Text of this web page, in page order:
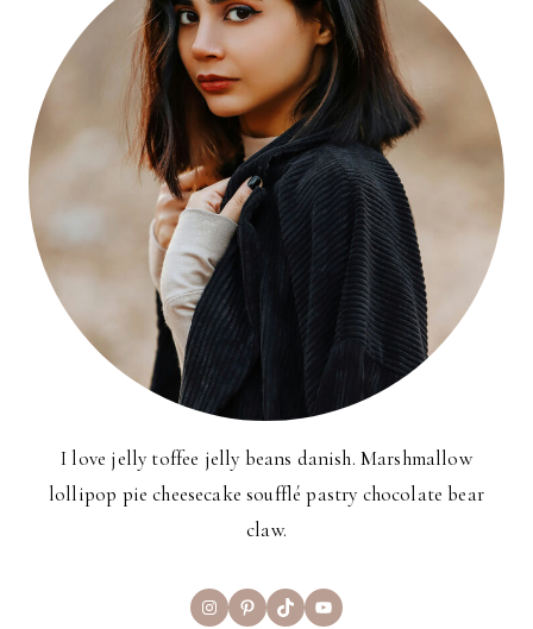
I love jelly toffee jelly beans danish. Marshmallow
lollipop pie cheesecake soufflé pastry chocolate bear
claw.
InstagramPinterest
TikTokYouTube